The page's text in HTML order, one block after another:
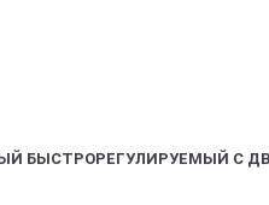
БЫСТРОРЕГУЛИРУЕМЫЙ С